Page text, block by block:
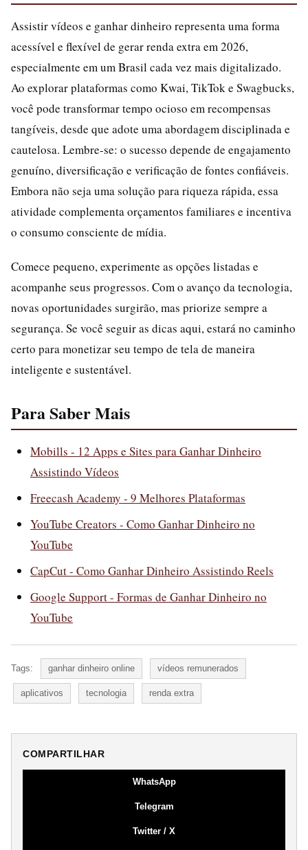
Assistir vídeos e ganhar dinheiro representa uma forma
acessível e flexível de gerar renda extra em 2026,
especialmente em um Brasil cada vez mais digitalizado.
Ao explorar plataformas como Kwai, TikTok e Swagbucks,
você pode transformar tempo ocioso em recompensas
tangíveis, desde que adote uma abordagem disciplinada e
cautelosa. Lembre-se: o sucesso depende de engajamento
genuíno, diversificação e verificação de fontes confiáveis.
Embora não seja uma solução para riqueza rápida, essa
atividade complementa orçamentos familiares e incentiva
o consumo consciente de mídia.
Comece pequeno, experimente as opções listadas e
acompanhe seus progressos. Com o avanço da tecnologia,
novas oportunidades surgirão, mas priorize sempre a
segurança. Se você seguir as dicas aqui, estará no caminho
certo para monetizar seu tempo de tela de maneira
inteligente e sustentável.
Para Saber Mais
Mobills - 12 Apps e Sites para Ganhar Dinheiro
Assistindo Vídeos
Freecash Academy - 9 Melhores Plataformas
YouTube Creators - Como Ganhar Dinheiro no
YouTube
CapCut - Como Ganhar Dinheiro Assistindo Reels
Google Support - Formas de Ganhar Dinheiro no
YouTube
Tags: ganhar dinheiro online vídeos remunerados
aplicativos tecnologia renda extra
COMPARTILHAR
WhatsApp
Telegram
Twitter / X